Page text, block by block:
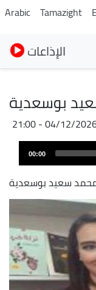
Arabic Tamazight
الإذاعات
بوسعدية
04/12/2026 -
00:00
محمد سعيد بوسعدية